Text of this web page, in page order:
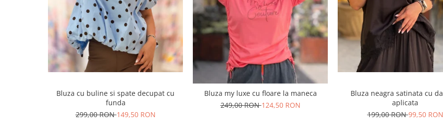
Bluza cu buline si spate decupat cu
funda
299,00 RON149,50 RON
Bluza my luxe cu floare la maneca
249,00 RON124,50 RON
Bluza neagra satinata cu
aplicata
199,00 RON99,50 RON